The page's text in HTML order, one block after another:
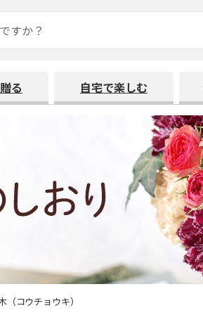
る 自宅で楽しむ
（コウチョウキ）